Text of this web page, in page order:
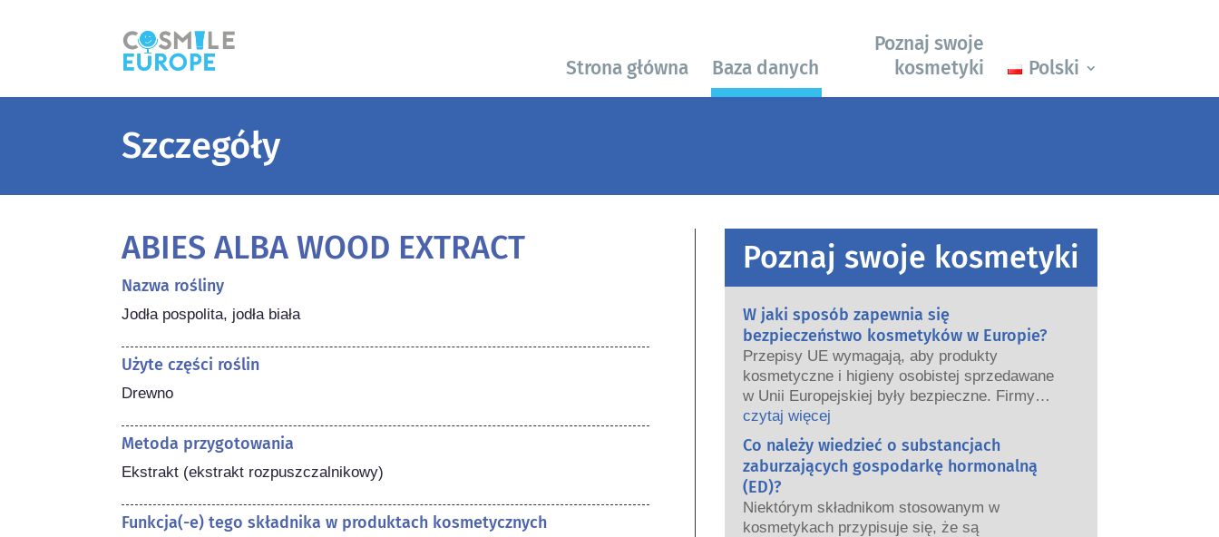
Strona główna Baza danych
Poznaj swoje
kosmetyki
Polski
Szczegóły
ABIES ALBA WOOD EXTRACT
Nazwa rośliny
Jodła pospolita, jodła biała
Użyte części roślin
Drewno
Metoda przygotowania
Ekstrakt (ekstrakt rozpuszczalnikowy)
Funkcja(-e) tego składnika w produktach kosmetycznych
Poznaj swoje kosmetyki
W jaki sposób zapewnia się
bezpieczeństwo kosmetyków w Europie?
Przepisy UE wymagają, aby produkty
kosmetyczne i higieny osobistej sprzedawane
w Unii Europejskiej były bezpieczne. Firmy
oraz krajowe i europejskie organy regulacyjne
wspólnie ponoszą odpowiedzialność za
bezpieczeństwo produktów kosmetycznych.
czytaj więcej
Co należy wiedzieć o substancjach
zaburzających gospodarkę hormonalną
(ED)?
Niektórym składnikom stosowanym w
kosmetykach przypisuje się, że są